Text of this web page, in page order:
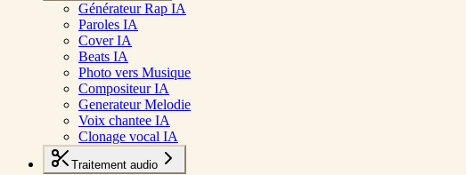
Générateur Rap IA
Paroles IA
Cover IA
Beats IA
Photo vers Musique
Compositeur IA
Generateur Melodie
Voix chantee IA
Clonage vocal IA
Traitement audio